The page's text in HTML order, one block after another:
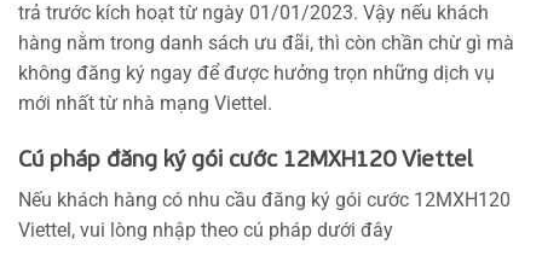
trả trước kích hoạt từ ngày 01/01/2023. Vậy nếu khách
hàng nằm trong danh sách ưu đãi, thì còn chần chừ gì mà
không đăng ký ngay để được hưởng trọn những dịch vụ
mới nhất từ nhà mạng Viettel.
Cú pháp đăng ký gói cước 12MXH120 Viettel
Nếu khách hàng có nhu cầu đăng ký gói cước 12MXH120
Viettel, vui lòng nhập theo cú pháp dưới đây